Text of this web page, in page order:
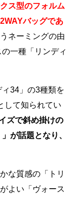
ス型のフォルム
バッグであ
ネーミングの由
一種「リンディ
ィ34」の3種類を
して知られてい
ズで斜め掛けの
が話題となり、
な質感の「トリ
よい「ヴォース